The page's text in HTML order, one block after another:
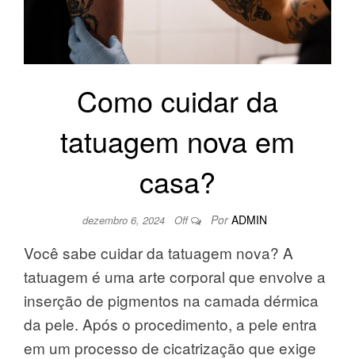
Como cuidar da
tatuagem nova em
casa?
dezembro 6, 2024 Off Por ADMIN
Você sabe cuidar da tatuagem nova? A
tatuagem é uma arte corporal que envolve a
inserção de pigmentos na camada dérmica
da pele. Após o procedimento, a pele entra
em um processo de cicatrização que exige